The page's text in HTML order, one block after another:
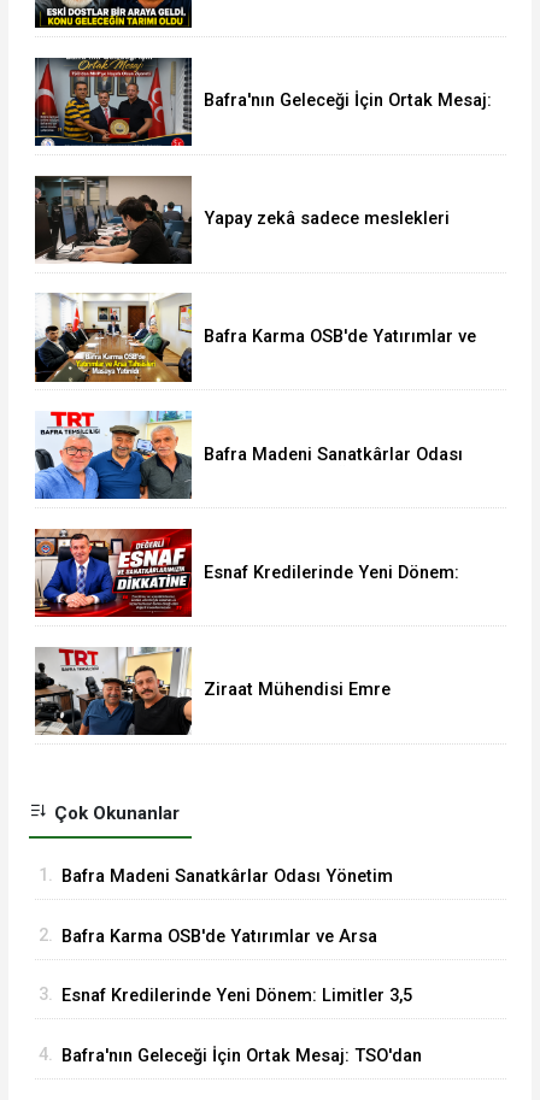
Bafra'nın Geleceği İçin Ortak Mesaj:
Yapay zekâ sadece meslekleri
Bafra Karma OSB'de Yatırımlar ve
Bafra Madeni Sanatkârlar Odası
Esnaf Kredilerinde Yeni Dönem:
Ziraat Mühendisi Emre
Çok Okunanlar
1. Bafra Madeni Sanatkârlar Odası Yönetim
Ziyaret
2. Bafra Karma OSB'de Yatırımlar ve Arsa
3. Esnaf Kredilerinde Yeni Dönem: Limitler 3,5
4. Bafra'nın Geleceği İçin Ortak Mesaj: TSO'dan